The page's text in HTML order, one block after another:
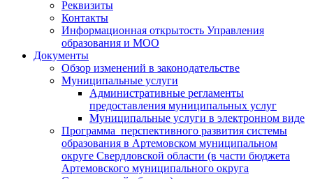
Реквизиты
Контакты
Информационная открытость Управления
образования и МОО
Документы
Обзор изменений в законодательстве
Муниципальные услуги
Административные регламенты
предоставления муниципальных услуг
Муниципальные услуги в электронном виде
Программа перспективного развития системы
образования в Артемовском муниципальном
округе Свердловской области (в части бюджета
Артемовского муниципального округа